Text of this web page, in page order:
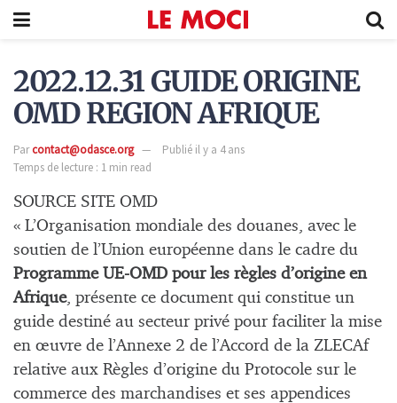
2022.12.31 GUIDE ORIGINE
OMD REGION AFRIQUE
Parcontact@odasce.org
Publié il y a 4 ans
Temps de lecture : 1 min read
SOURCE SITE OMD
« L’Organisation mondiale des douanes, avec le
soutien de l’Union européenne dans le cadre du
Programme UE-OMD pour les règles d’origine en
Afrique, présente ce document qui constitue un
guide destiné au secteur privé pour faciliter la mise
en œuvre de l’Annexe 2 de l’Accord de la ZLECAf
relative aux Règles d’origine du Protocole sur le
commerce des marchandises et ses appendices